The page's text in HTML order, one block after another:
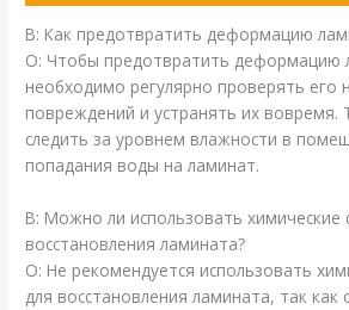
В: Как предотвратить деформацию
О: Чтобы предотвратить деформацию
необходимо регулярно проверять его
повреждений и устранять их
следить за уровнем влажности в
попадания воды на ламинат.
В: Можно ли использовать химические
восстановления ламината?
О: Не рекомендуется использовать
для восстановления ламината, так как